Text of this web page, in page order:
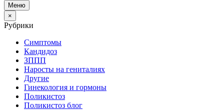
Меню
×
Рубрики
Симптомы
Кандидоз
ЗППП
Наросты на гениталиях
Другие
Гинекология и гормоны
Поликистоз
Поликистоз блог